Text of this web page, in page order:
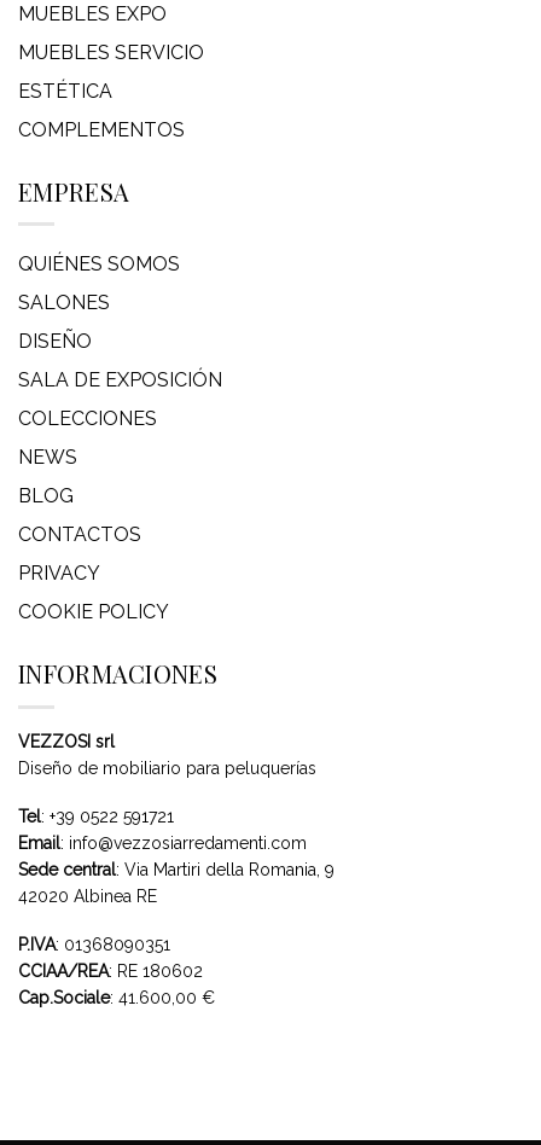
MUEBLES EXPO
MUEBLES SERVICIO
ESTÉTICA
COMPLEMENTOS
EMPRESA
QUIÉNES SOMOS
SALONES
DISEÑO
SALA DE EXPOSICIÓN
COLECCIONES
NEWS
BLOG
CONTACTOS
PRIVACY
COOKIE POLICY
INFORMACIONES
VEZZOSI srl
Diseño de mobiliario para peluquerías
Tel: +39 0522 591721
Email: info@vezzosiarredamenti.com
Sede central: Via Martiri della Romania, 9
42020 Albinea RE
P.IVA: 01368090351
CCIAA/REA: RE 180602
Cap.Sociale: 41.600,00 €